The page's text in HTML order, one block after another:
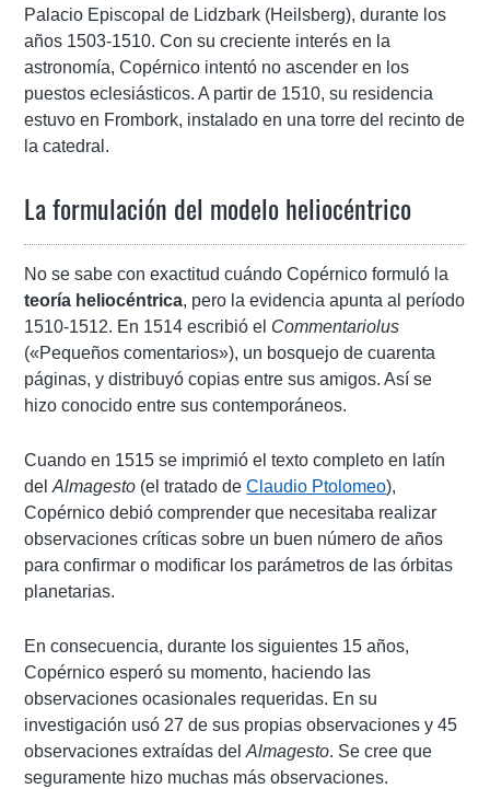
Palacio Episcopal de Lidzbark (Heilsberg), durante los
años 1503-1510. Con su creciente interés en la
astronomía, Copérnico intentó no ascender en los
puestos eclesiásticos. A partir de 1510, su residencia
estuvo en Frombork, instalado en una torre del recinto de
la catedral.
La formulación del modelo heliocéntrico
No se sabe con exactitud cuándo Copérnico formuló la
teoría heliocéntrica, pero la evidencia apunta al período
1510-1512. En 1514 escribió el Commentariolus
(«Pequeños comentarios»), un bosquejo de cuarenta
páginas, y distribuyó copias entre sus amigos. Así se
hizo conocido entre sus contemporáneos.
Cuando en 1515 se imprimió el texto completo en latín
delAlmagesto (el tratado deClaudio Ptolomeo),
Copérnico debió comprender que necesitaba realizar
observaciones críticas sobre un buen número de años
para confirmar o modificar los parámetros de las órbitas
planetarias.
En consecuencia, durante los siguientes 15 años,
Copérnico esperó su momento, haciendo las
observaciones ocasionales requeridas. En su
investigación usó 27 de sus propias observaciones y 45
observaciones extraídas delAlmagesto. Se cree que
seguramente hizo muchas más observaciones.